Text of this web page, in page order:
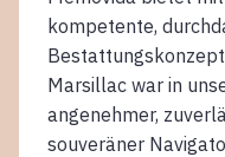
kompetente,
Marsillac war in
angenehmer,
souveräner